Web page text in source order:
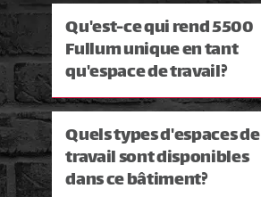
Qu'est-ce qui rend 5500
Fullum unique en tant
qu'espace de travail?
Quels types d'espaces de
travail sont disponibles
dans ce bâtiment?